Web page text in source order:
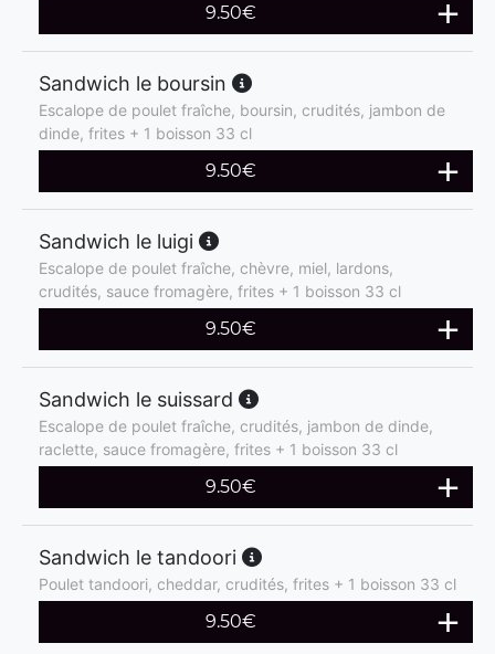
9.50€
Sandwich le boursin
Escalope de poulet fraîche, boursin, crudités, jambon de
dinde, frites + 1 boisson 33 cl
9.50€
Sandwich le luigi
Escalope de poulet fraîche, chèvre, miel, lardons,
crudités, sauce fromagère, frites + 1 boisson 33 cl
9.50€
Sandwich le suissard
Escalope de poulet fraîche, crudités, jambon de dinde,
raclette, sauce fromagère, frites + 1 boisson 33 cl
9.50€
Sandwich le tandoori
Poulet tandoori, cheddar, crudités, frites + 1 boisson 33 cl
9.50€